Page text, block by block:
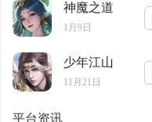
神魔之道
1月9日
少年江山
11月21日
平台资讯